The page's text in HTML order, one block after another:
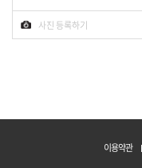
이용약관